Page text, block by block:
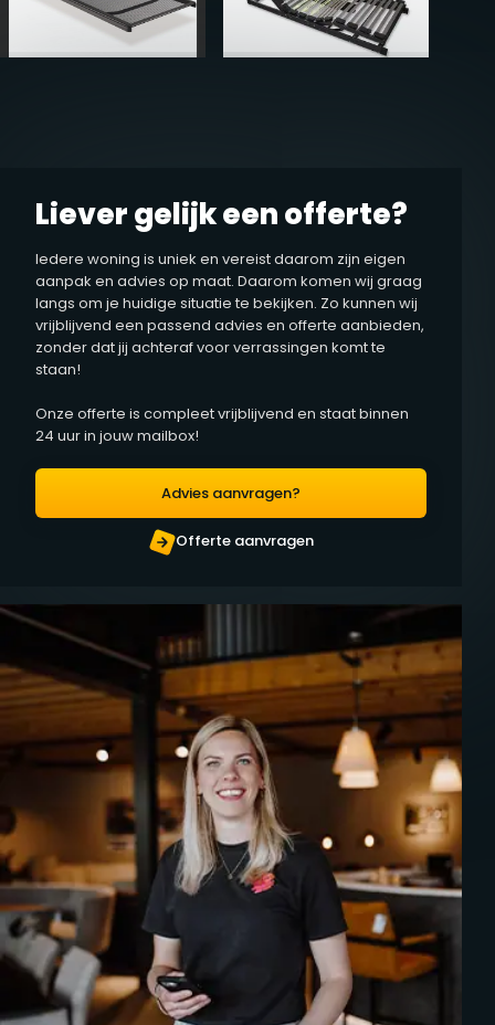
Liever gelijk een offerte?
Iedere woning is uniek en vereist daarom zijn eigen
aanpak en advies op maat. Daarom komen wij graag
langs om je huidige situatie te bekijken. Zo kunnen wij
vrijblijvend een passend advies en offerte aanbieden,
zonder dat jij achteraf voor verrassingen komt te
staan!
Onze offerte is compleet vrijblijvend en staat binnen
24 uur in jouw mailbox!
Advies aanvragen?
Offerte aanvragen